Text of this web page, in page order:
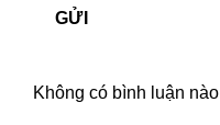
GỬI
Không có bình luận nào